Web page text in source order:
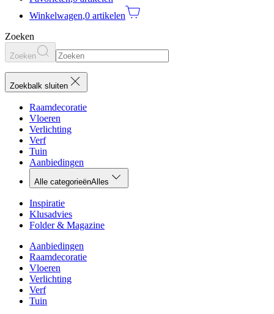
Winkelwagen,0 artikelen
Zoeken
Zoeken
Zoekbalk sluiten
Raamdecoratie
Vloeren
Verlichting
Verf
Tuin
Aanbiedingen
Alle categorieënAlles
Inspiratie
Klusadvies
Folder & Magazine
Aanbiedingen
Raamdecoratie
Vloeren
Verlichting
Verf
Tuin